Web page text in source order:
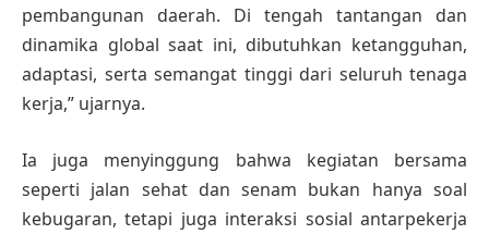
pembangunan daerah. Di tengah tantangan dan
dinamika global saat ini, dibutuhkan ketangguhan,
adaptasi, serta semangat tinggi dari seluruh tenaga
kerja,” ujarnya.
Ia juga menyinggung bahwa kegiatan bersama
seperti jalan sehat dan senam bukan hanya soal
kebugaran, tetapi juga interaksi sosial antarpekerja